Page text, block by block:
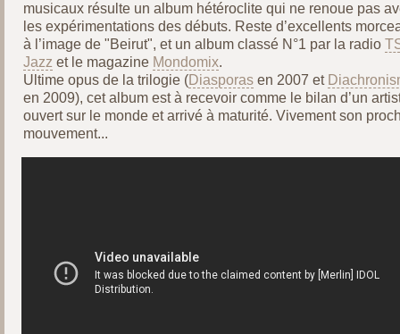
musicaux résulte un album hétéroclite qui ne renoue pas
les expérimentations des débuts. Reste d’excellents
à l’image de "Beirut", et un album classé N°1 par la radio
Jazz et le magazine Mondomix.
Ultime opus de la trilogie (Diasporasen 2007 et
en 2009), cet album est à recevoir comme le bilan d’un
ouvert sur le monde et arrivé à maturité. Vivement son
mouvement...